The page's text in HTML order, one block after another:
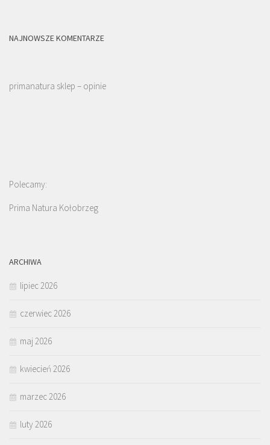
NAJNOWSZE KOMENTARZE
primanatura sklep – opinie
Polecamy:
Prima Natura Kołobrzeg
ARCHIWA
lipiec 2026
czerwiec 2026
maj 2026
kwiecień 2026
marzec 2026
luty 2026